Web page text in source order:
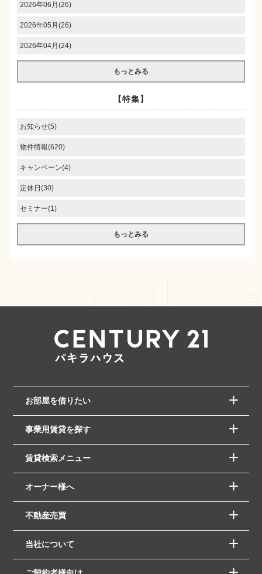
2026年06月(26)
2026年05月(26)
2026年04月(24)
もっとみる
【特集】
お知らせ(5)
物件情報(620)
キャンペーン(4)
定休日(30)
セミナー(1)
もっとみる
お部屋を借りたい
事業用賃貸を探す
賃貸検索メニュー
オーナー様へ
不動産売買
当社について